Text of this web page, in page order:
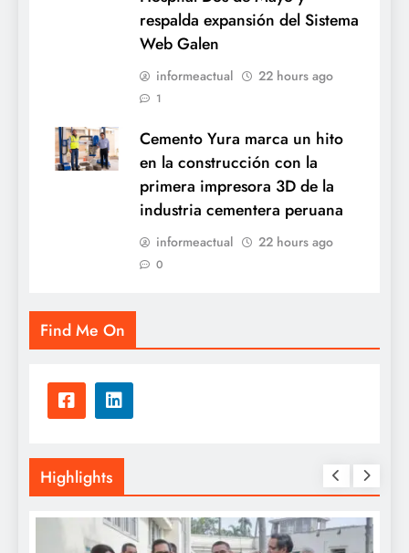
respalda expansión del Sistema
Web Galen
informeactual 22 hours ago
1
Cemento Yura marca un hito
en la construcción con la
primera impresora 3D de la
industria cementera peruana
informeactual 22 hours ago
0
Find Me On
Highlights